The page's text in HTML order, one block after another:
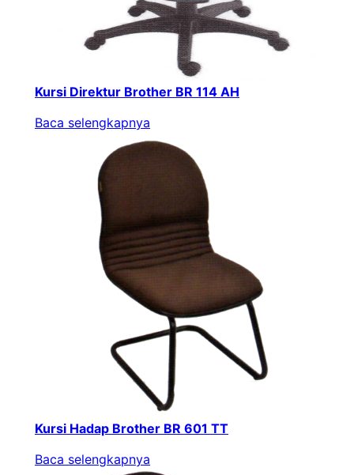
Kursi Direktur Brother BR 114 AH
Baca selengkapnya
Kursi Hadap Brother BR 601 TT
Baca selengkapnya